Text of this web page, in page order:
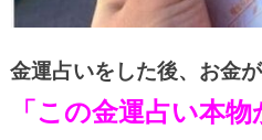
金運占いをした後、お金
「この金運占い本物